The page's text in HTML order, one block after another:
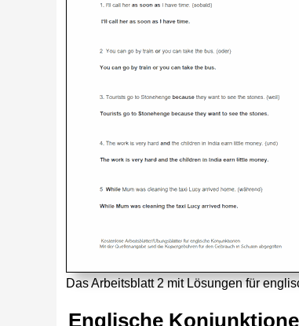
Das Arbeitsblatt 2 mit Lösungen für
Englische